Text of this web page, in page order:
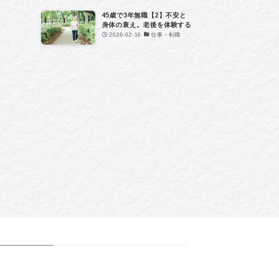
45歳で3年無職【2】不安と
身体の衰え。老後を体験する
2026-02-16 仕事・転職